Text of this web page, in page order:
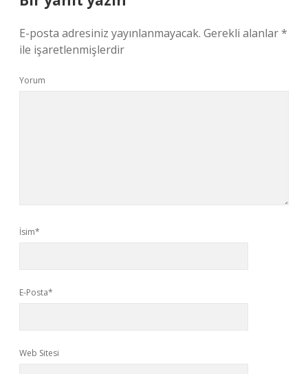
E-posta adresiniz yayınlanmayacak. Gerekli alanlar*
ile işaretlenmişlerdir
Yorum
İsim*
E-Posta*
Web Sitesi